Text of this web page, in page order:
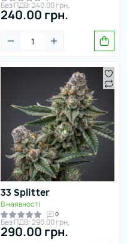
Без ПДВ: 240.00 грн.
240.00 грн.
33 Splitter
В наявності
0
Без ПДВ: 290.00 грн.
290.00 грн.